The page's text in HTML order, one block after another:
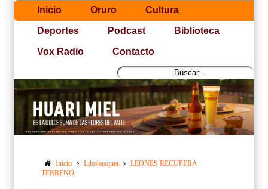
Inicio Oruro Cultura
Deportes Podcast Biblioteca
Vox Radio Contacto
Inicio Libobasquet
LEONES RECUPERA
TERRENO